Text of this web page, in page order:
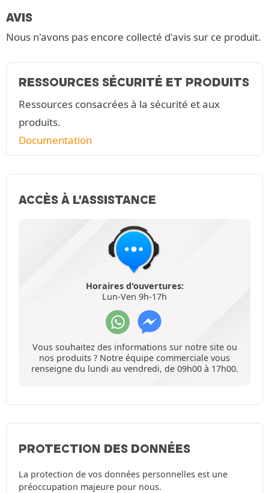
AVIS
Nous n'avons pas encore collecté d'avis sur ce produit.
RESSOURCES SÉCURITÉ ET PRODUITS
Ressources consacrées à la sécurité et aux
produits.
Documentation
ACCÈS À L'ASSISTANCE
Horaires d'ouvertures:
Lun-Ven 9h-17h
Vous souhaitez des informations sur notre site ou
nos produits ? Notre équipe commerciale vous
renseigne du lundi au vendredi, de 09h00 à 17h00.
PROTECTION DES DONNÉES
La protection de vos données personnelles est une
préoccupation majeure pour nous.